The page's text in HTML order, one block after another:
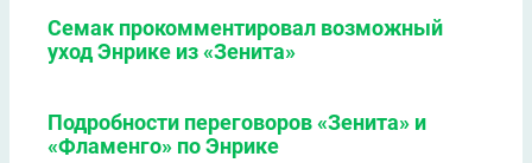
Семак прокомментировал возможный
уход Энрике из «Зенита»
Подробности переговоров «Зенита» и
«Фламенго» по Энрике